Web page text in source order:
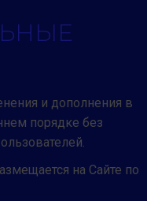
и дополнения в
порядке без
на Сайте по